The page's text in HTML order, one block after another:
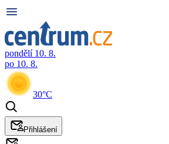
pondělí 10. 8.
po 10. 8.
30°C
Přihlášení